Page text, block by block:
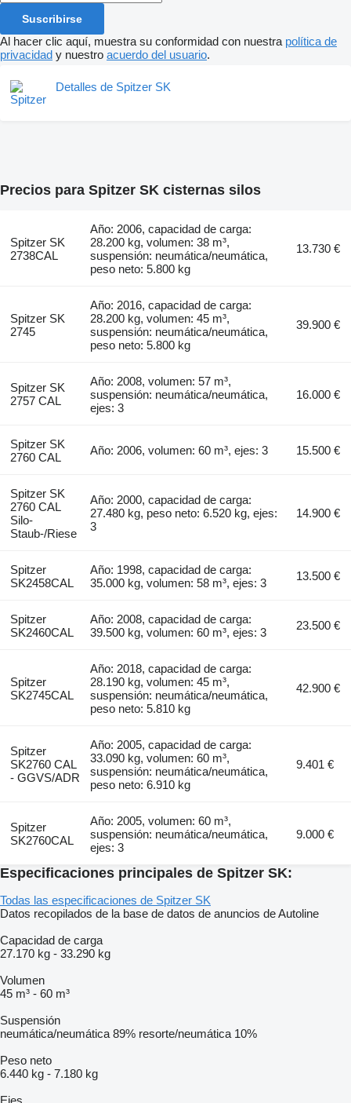
Suscribirse
Al hacer clic aquí, muestra su conformidad con nuestra política de
privacidad y nuestro acuerdo del usuario.
Detalles de Spitzer SK
Precios para Spitzer SK cisternas silos
Spitzer SK
2738CAL
Año: 2006, capacidad de carga:
28.200 kg, volumen: 38 m³,
suspensión: neumática/neumática,
peso neto: 5.800 kg
13.730 €
Spitzer SK
2745
Año: 2016, capacidad de carga:
28.200 kg, volumen: 45 m³,
suspensión: neumática/neumática,
peso neto: 5.800 kg
39.900 €
Spitzer SK
2757 CAL
Año: 2008, volumen: 57 m³,
suspensión: neumática/neumática,
ejes: 3
16.000 €
Spitzer SK
2760 CAL
Año: 2006, volumen: 60 m³, ejes: 3 15.500 €
Spitzer SK
2760 CAL
Silo-
Staub-/Riese
Año: 2000, capacidad de carga:
27.480 kg, peso neto: 6.520 kg, ejes:
3
14.900 €
Spitzer
SK2458CAL
Año: 1998, capacidad de carga:
35.000 kg, volumen: 58 m³, ejes: 3
13.500 €
Spitzer
SK2460CAL
Año: 2008, capacidad de carga:
39.500 kg, volumen: 60 m³, ejes: 3
23.500 €
Spitzer
SK2745CAL
Año: 2018, capacidad de carga:
28.190 kg, volumen: 45 m³,
suspensión: neumática/neumática,
peso neto: 5.810 kg
42.900 €
Spitzer
SK2760 CAL
- GGVS/ADR
Año: 2005, capacidad de carga:
33.090 kg, volumen: 60 m³,
suspensión: neumática/neumática,
peso neto: 6.910 kg
9.401 €
Spitzer
SK2760CAL
Año: 2005, volumen: 60 m³,
suspensión: neumática/neumática,
ejes: 3
9.000 €
Especificaciones principales de Spitzer SK:
Todas las especificaciones de Spitzer SK
Datos recopilados de la base de datos de anuncios de Autoline
Capacidad de carga
27.170 kg - 33.290 kg
Volumen
45 m³ - 60 m³
Suspensión
neumática/neumática 89% resorte/neumática 10%
Peso neto
6.440 kg - 7.180 kg